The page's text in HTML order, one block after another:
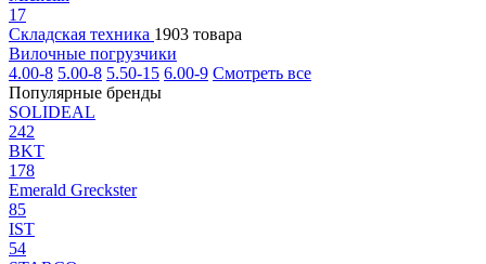
17
Складская техника 1903 товара
Вилочные погрузчики
4.00-8 5.00-8 5.50-15 6.00-9 Смотреть все
Популярные бренды
SOLIDEAL
242
BKT
178
Emerald Greckster
85
IST
54